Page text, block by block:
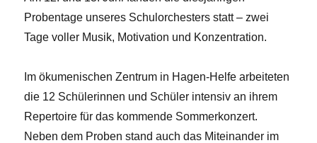
Probentage unseres Schulorchesters statt – zwei
Tage voller Musik, Motivation und Konzentration.
Im ökumenischen Zentrum in Hagen-Helfe arbeiteten
die 12 Schülerinnen und Schüler intensiv an ihrem
Repertoire für das kommende Sommerkonzert.
Neben dem Proben stand auch das Miteinander im